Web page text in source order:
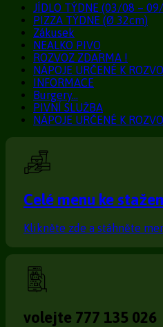
JÍDLO TÝDNE (03/08 –
PIZZA TÝDNE (Ø 32cm)
Zákusek
NEALKO PIVO
ROZVOZ ZDARMA !
NÁPOJE URČENÉ K
INFORMACE
Burgery…
PIVNÍ SLUŽBA
NÁPOJE URČENÉ K
Celé menu ke
Klikněte zde a stáhněte
volejte 777 135 026